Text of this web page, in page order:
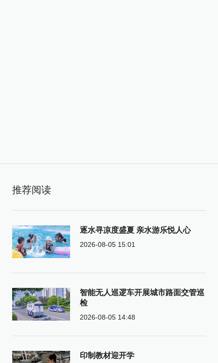
推荐阅读
逐水寻凉度盛夏 亲水游乐悦人心
2026-08-05 15:01
智能无人巡逻车开展城市路面交管巡
检
2026-08-05 14:48
印制教材迎开学